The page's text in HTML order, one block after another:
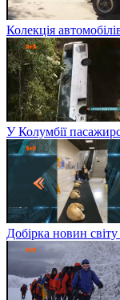
Колекція
У Колумбії
Добірка новин